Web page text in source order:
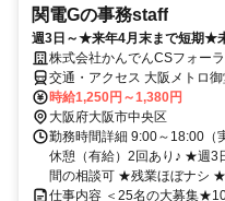
関電Gの事務staff
週3日～★来年4月末まで短期★
株式会社かんでんCSフォー
交通・アクセス 大阪メトロ
時給1,250円～1,380円
大阪府大阪市中央区
勤務時間詳細 9:00～18:00
休憩（有給）2回あり♪ ★週3
間の相談可 ★残業ほぼナシ
仕事内容 ＜25名の大募集